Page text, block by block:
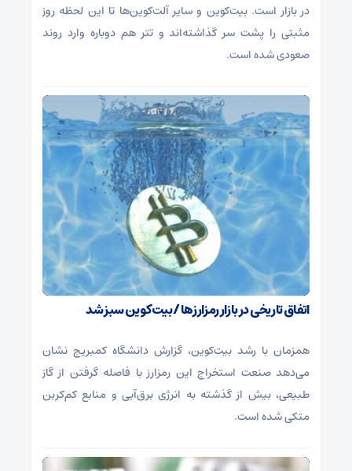
در بازار است. بیت‌کوین و سایر آلت‌کوین‌ها تا این لحظه روز
مثبتی را پشت سر گذاشته‌اند و تتر هم دوباره وارد روند
صعودی شده است.
اتفاق تاریخی در بازار رمزارزها / بیت‌کوین سبز شد
همزمان با رشد بیت‌کوین، گزارش دانشگاه کمبریج نشان
می‌دهد صنعت استخراج این رمزارز با فاصله گرفتن از گاز
طبیعی، بیش از گذشته به انرژی برق‌آبی و منابع کم‌کربن
متکی شده است.